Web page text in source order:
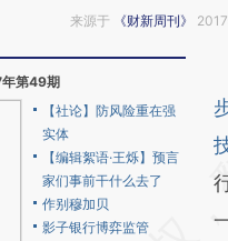
来源于 《财新周刊》
年第49期
【社论】防风险重在强
实体
【编辑絮语·王烁】预言
家们事前干什么去了
作别穆加贝
影子银行博弈监管